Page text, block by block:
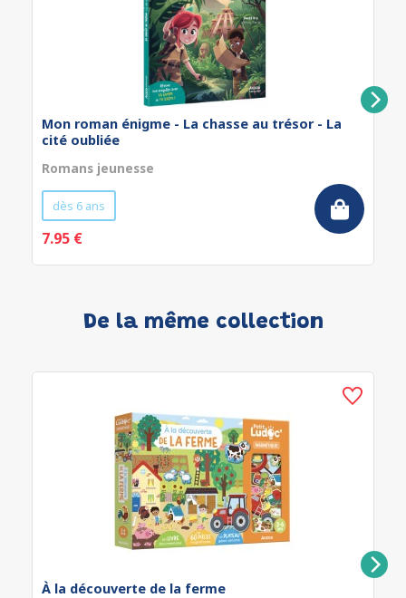
Mon roman énigme - La chasse au trésor - La
cité oubliée
Romans jeunesse
dès 6 ans
7.95 €
De la même collection
À la découverte de la ferme